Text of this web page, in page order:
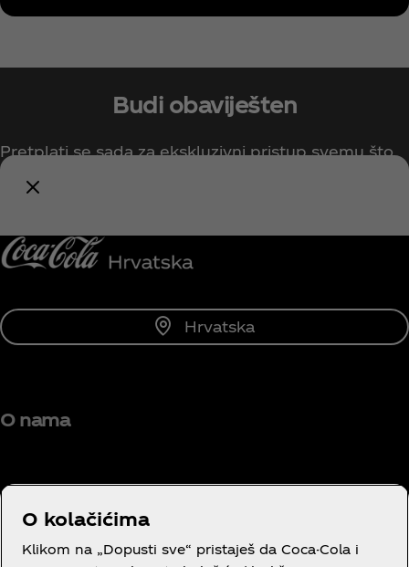
Budi obaviješten
Pretplati se sada za ekskluzivni pristup svemu što
Hrvatska
O nama
Trebaš pomoć?
O kolačićima
Klikom na „Dopusti sve“ pristaješ da Coca-Cola i